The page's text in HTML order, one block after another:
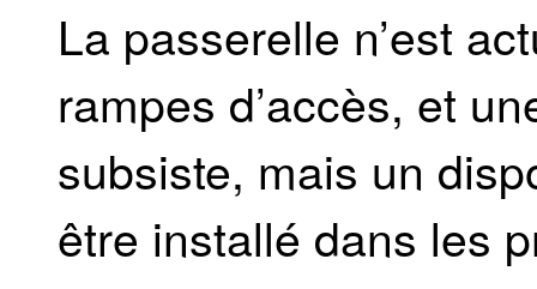
La passerelle n’est
rampes d’accès, et
subsiste, mais un
être installé dans les